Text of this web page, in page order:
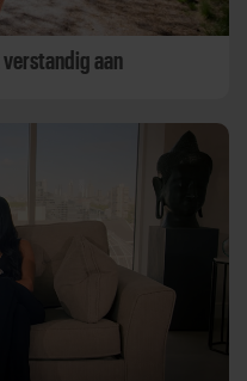
verstandig aan